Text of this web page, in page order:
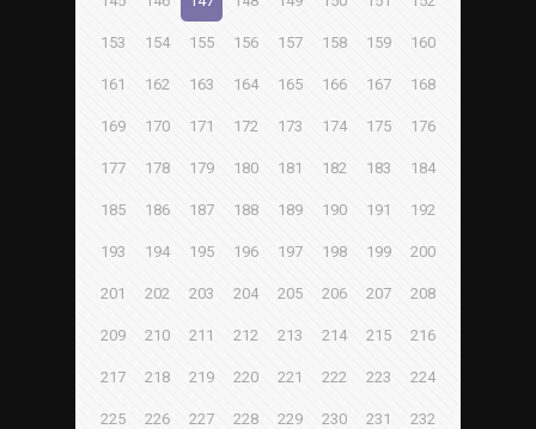
153 154 155 156 157 158 159 160
161 162 163 164 165 166 167 168
169 170 171 172 173 174 175 176
177 178 179 180 181 182 183 184
185 186 187 188 189 190 191 192
193 194 195 196 197 198 199 200
201 202 203 204 205 206 207 208
209 210 211 212 213 214 215 216
217 218 219 220 221 222 223 224
225 226 227 228 229 230 231 232